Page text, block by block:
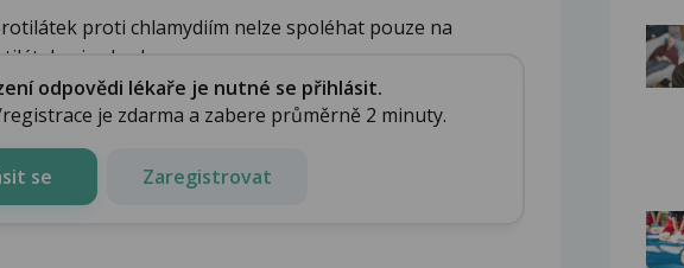
proti chlamydiím nelze spoléhat pouze na
a je vhod...
odpovědi lékaře je nutné se přihlásit.
je zdarma a zabere průměrně 2 minuty.
se Zaregistrovat